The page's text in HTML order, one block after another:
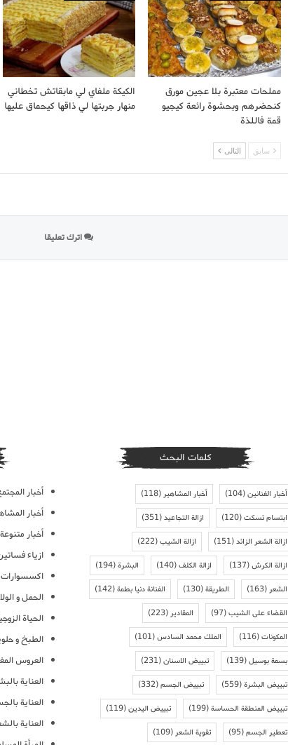
مملحات معتبرة بلا عجين مورق
كنحضرهم وبحشوة رائعة كيجيو
قمة فاللذة
الكيكة ملفاي لي مابقاتش تخطاني
منهار جربتها لي ذاقها كيحماق عليها
سابق التالى
اترك تعليقا
كلمات البحث
أخبار الفنانين(104) أخبار المشاهير(118)
ابتسام تسكت(120) ازالة التجاعيد(351)
ازالة الشعر الزائد(151) ازالة الشيب(222)
ازالة الكرش(137) ازالة الكلف(140) البشرة(194)
الشعر(163) الطريقة(130) الفنانة دنيا بطمة(142)
القضاء على الشيب(97) المقادير(223)
المكونات(116) الملك محمد السادس(101)
بسمة بوسيل(139) تبييض الاسنان(231)
تبييض البشرة(559) تبييض الجسم(332)
تبييض المنطقة الحساسة(199) تبييض اليدين(119)
تعطير الجسم(95) تقوية الشعر(109)
أخبار
أخبار
أخبار متنوعة
ازياء
الحمل و
الحياة
الطبخ و
العروس
العناية
العناية
العناية